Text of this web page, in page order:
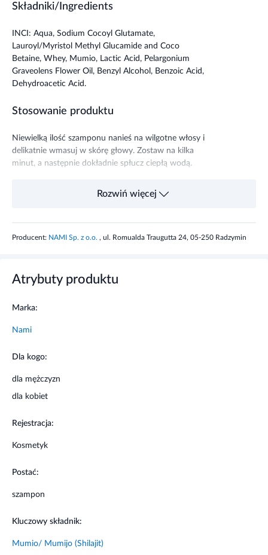
Składniki/Ingredients
INCI: Aqua, Sodium Cocoyl Glutamate,
Lauroyl/Myristol Methyl Glucamide and Coco
Betaine, Whey, Mumio, Lactic Acid, Pelargonium
Graveolens Flower Oil, Benzyl Alcohol, Benzoic Acid,
Dehydroacetic Acid.
Stosowanie produktu
Niewielką ilość szamponu nanieś na wilgotne włosy i
delikatnie wmasuj w skórę głowy. Zostaw na kilka
minut, a następnie dokładnie spłucz ciepłą wodą.
Informacje o bezpieczeństwie
produktu.
Rozwiń więcej
Producent: NAMI Sp. z o.o. , ul. Romualda Traugutta 24, 05-250 Radzymin
Atrybuty produktu
Marka:
Nami
Dla kogo:
dla mężczyzn
dla kobiet
Rejestracja:
Kosmetyk
Postać:
szampon
Kluczowy składnik:
Mumio/ Mumijo (Shilajit)